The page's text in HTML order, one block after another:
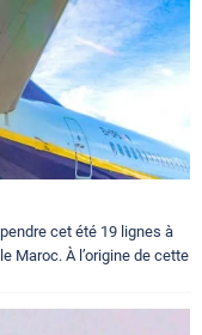
cet été 19 lignes à
Maroc. À l’origine de cette